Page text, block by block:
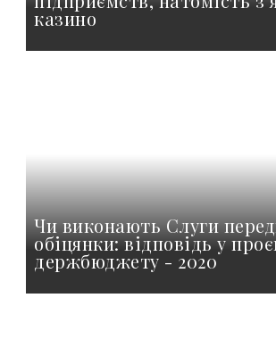
казино
Чи виконають Слуги
обіцянки: відповідь у
держбюджету - 2020